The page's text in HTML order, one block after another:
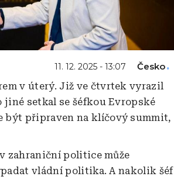
11. 12. 2025 - 13:07
Česko
v úterý. Již ve čtvrtek vyrazil
setkal se šéfkou Evropské
být připraven na klíčový summit,
zahraniční politice může
vládní politika. A nakolik šéf